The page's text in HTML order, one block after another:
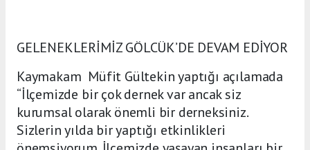
GELENEKLERİMİZ GÖLCÜK’DE DEVAM EDİYOR
Kaymakam Müfit Gültekin yaptığı açılamada
“İlçemizde bir çok dernek var ancak siz
kurumsal olarak önemli bir derneksiniz.
Sizlerin yılda bir yaptığı etkinlikleri